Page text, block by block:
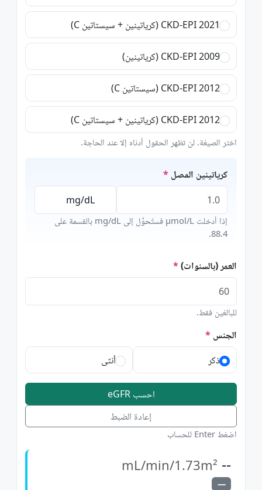
CKD-EPI 2021 (كرياتينين + سيستاتين C)
CKD-EPI 2009 (كرياتينين)
CKD-EPI 2012 (سيستاتين C)
CKD-EPI 2012 (كرياتينين + سيستاتين C)
اختر الصيغة. لن تظهر الحقول أدناه إلا عند الحاجة.
كرياتينين المصل
إذا أدخلت μmol/L فستُحوَّل إلى mg/dL بالقسمة على
88.4.
العمر (بالسنوات)
للبالغين فقط.
الجنس
ذكر
أنثى
احسب eGFR
إعادة الضبط
اضغط Enter للحساب
--
mL/min/1.73m²
—